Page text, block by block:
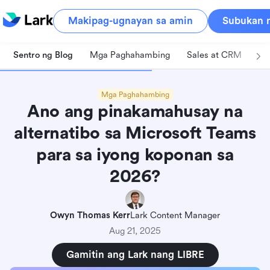
Makipag-ugnayan sa amin Subukan
Sentro ng Blog Mga Paghahambing Sales at CRM
Mga Paghahambing
Ano ang pinakamahusay na
alternatibo sa Microsoft Teams
para sa iyong koponan sa
2026?
Owyn Thomas KerrLark Content Manager
Aug 21, 2025
Gamitin ang Lark nang LIBRE